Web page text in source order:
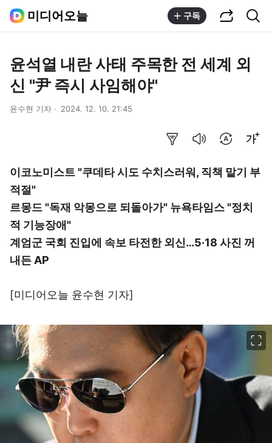
미디어오늘 구독
윤석열 내란 사태 주목한 전 세계 외
신 "尹 즉시 사임해야"
윤수현 기자 2024. 12. 10. 21:45
이코노미스트 "쿠데타 시도 수치스러워, 직책 맡기 부
적절"
르몽드 "독재 악몽으로 되돌아가" 뉴욕타임스 "정치
적 기능장애"
계엄군 국회 진입에 속보 타전한 외신…5·18 사진 꺼
내든 AP
[미디어오늘 윤수현 기자]